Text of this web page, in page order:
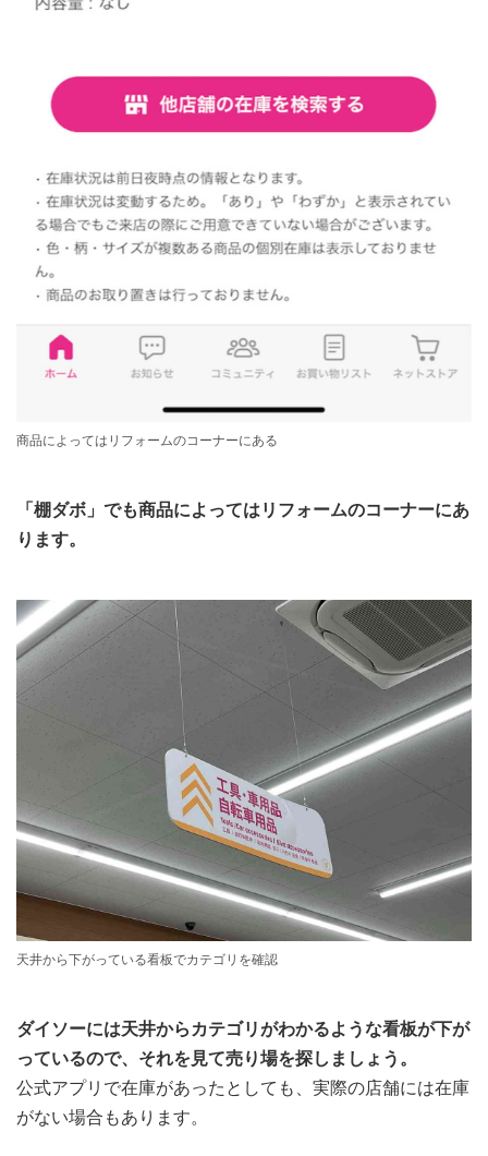
商品によってはリフォームのコーナーにある
「棚ダボ」でも商品によってはリフォームのコーナーにあ
ります。
天井から下がっている看板でカテゴリを確認
ダイソーには天井からカテゴリがわかるような看板が下が
っているので、それを見て売り場を探しましょう。
公式アプリで在庫があったとしても、実際の店舗には在庫
がない場合もあります。